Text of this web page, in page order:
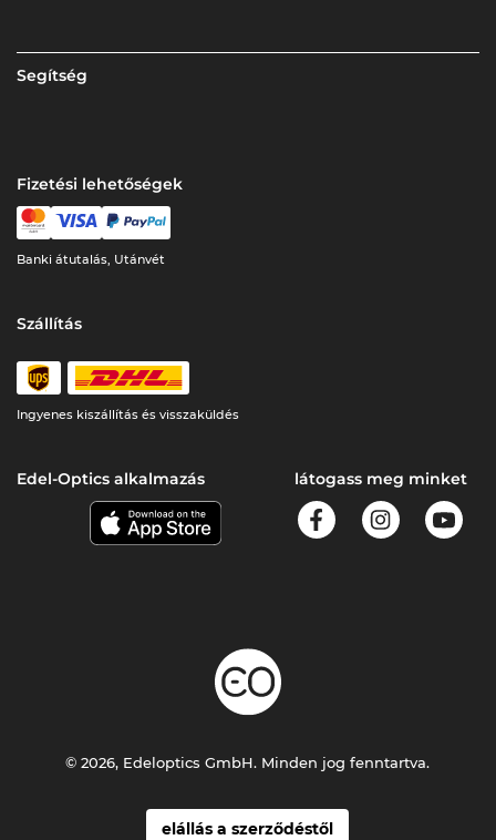
Segítség
Fizetési lehetőségek
Banki átutalás, Utánvét
Szállítás
Ingyenes kiszállítás és visszaküldés
Edel-Optics alkalmazás látogass meg minket
elállás a szerződéstől
© 2026, Edeloptics GmbH. Minden jog fenntartva.